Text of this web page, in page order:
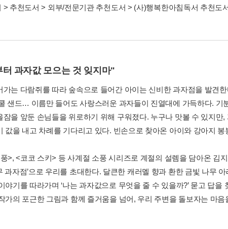
> 추천도서 > 외부/전문기관 추천도서 > (사)행복한아침독서 추천도
과자값 모으는 것 잊지마"
가는 다람쥐를 따라 숲속으로 들어간 아이는 신비한 과자점을 발견
샌드… 이름만 들어도 사랑스러운 과자들이 진열대에 가득하다. 기
잠을 앞둔 손님들을 위로하기 위해 구워졌다. 누구나 맛볼 수 있지만
값을 내고 차례를 기다리고 있다. 빈손으로 찾아온 아이와 강아지
>, <코코 스키> 등 사계절 소풍 시리즈로 계절의 설렘을 담아온 김
과자점’으로 우리를 초대한다. 달큰한 캐러멜 향과 환한 금빛 나무
야기를 따라가며 ‘나는 과자값으로 무엇을 줄 수 있을까?’ 묻고 답
가의 포근한 그림과 함께 즐거움을 넘어, 우리 주변을 돌보자는 마